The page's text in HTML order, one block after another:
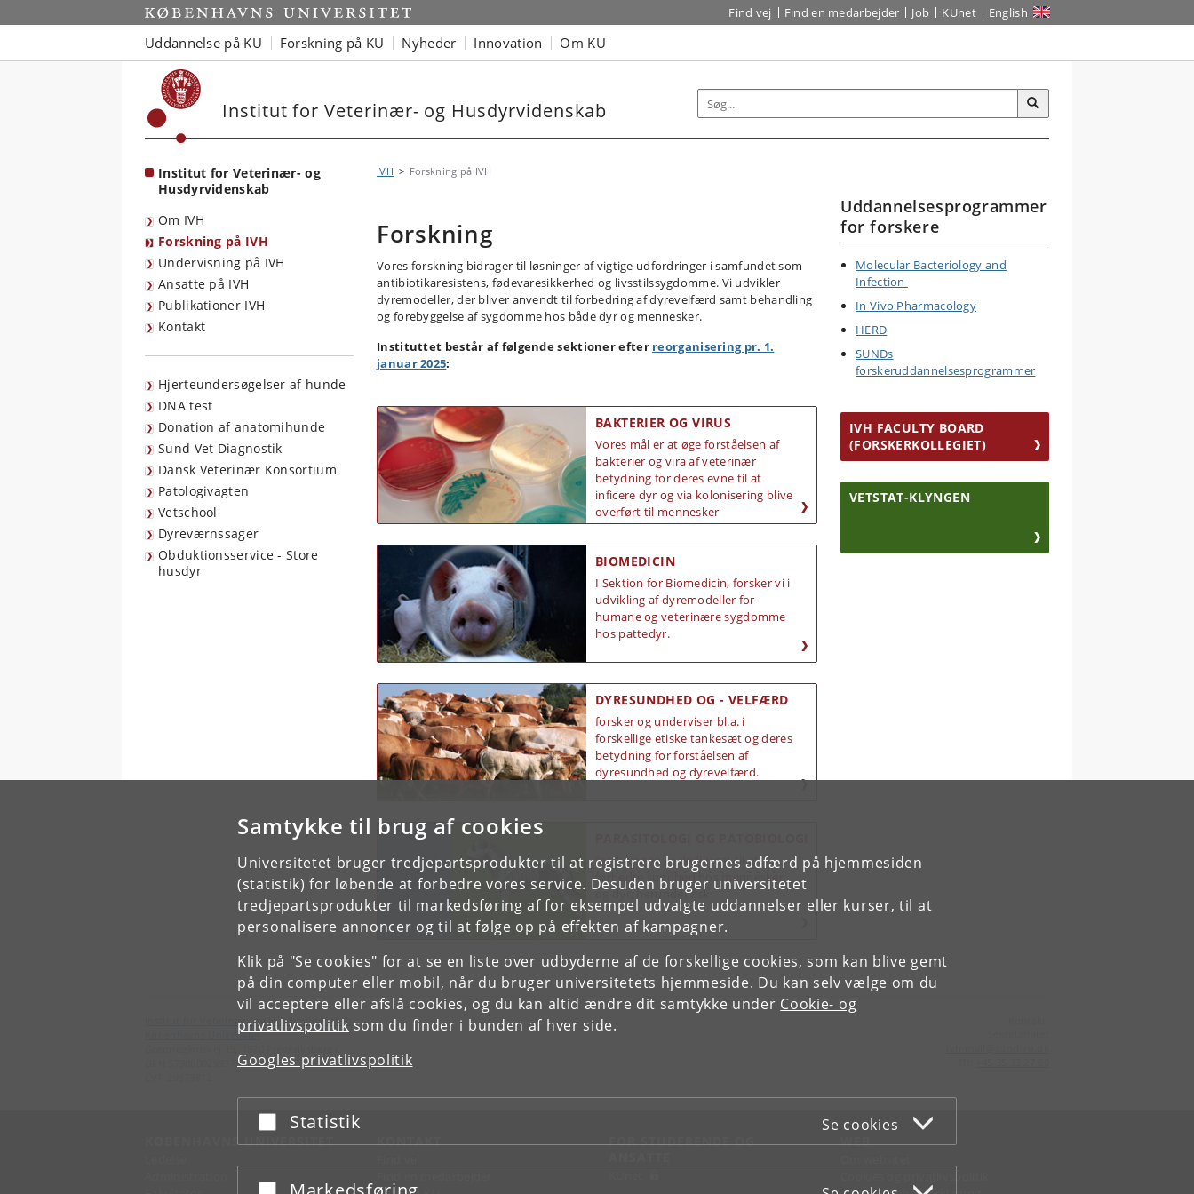
Samtykke til brug af cookies
Universitetet bruger tredjepartsprodukter til at registrere brugernes adfærd på hjemmesiden
(statistik) for løbende at forbedre vores service. Desuden bruger universitetet
tredjepartsprodukter til markedsføring af for eksempel udvalgte uddannelser eller kurser, til at
personalisere annoncer og til at følge op på effekten af kampagner.
Klik på "Se cookies" for at se en liste over udbyderne af de forskellige cookies, som kan blive gemt
på din computer eller mobil, når du bruger universitetets hjemmeside. Du kan selv vælge om du
vil acceptere eller afslå cookies, og du kan altid ændre dit samtykke under Cookie- og
privatlivspolitik som du finder i bunden af hver side.
Googles privatlivspolitik
Acceptér eller afslå
Statistik Se cookies
Acceptér eller afslå
Start Find vej Find en medarbejder Job KUnet English
Uddannelse på KU Forskning på KU Nyheder Innovation Om KU
Institut for Veterinær- og Husdyrvidenskab
Institut for Veterinær- og
Husdyrvidenskab
Om IVH
Forskning på IVH
Undervisning på IVH
Ansatte på IVH
Publikationer IVH
Kontakt
Hjerteundersøgelser af hunde
DNA test
Donation af anatomihunde
Sund Vet Diagnostik
Dansk Veterinær Konsortium
Patologivagten
Vetschool
Dyreværnssager
Obduktionsservice - Store
husdyr
IVH Forskning på IVH
Forskning
Vores forskning bidrager til løsninger af vigtige udfordringer i samfundet som
antibiotikaresistens, fødevaresikkerhed og livsstilssygdomme. Vi udvikler
dyremodeller, der bliver anvendt til forbedring af dyrevelfærd samt behandling
og forebyggelse af sygdomme hos både dyr og mennesker.
Instituttet består af følgende sektioner efter reorganisering pr. 1.
januar 2025:
BAKTERIER OG VIRUS
Vores mål er at øge forståelsen af ​​
bakterier og vira af veterinær
betydning for deres evne til at
inficere dyr og via kolonisering blive
overført til mennesker
BIOMEDICIN
I Sektion for Biomedicin, forsker vi i
udvikling af dyremodeller for
humane og veterinære sygdomme
hos pattedyr.
DYRESUNDHED OG - VELFÆRD
forsker og underviser bl.a. i
forskellige etiske tankesæt og deres
betydning for forståelsen af
dyresundhed og dyrevelfærd.
forskningen er dedikeret til at
forbedre sundhed hos mennesker
og dyr, herunder fisk
Uddannelsesprogrammer
for forskere
Molecular Bacteriology and
Infection
In Vivo Pharmacology
HERD
SUNDs
forskeruddannelsesprogrammer
IVH FACULTY BOARD
(FORSKERKOLLEGIET)
VETSTAT-KLYNGEN
Institut for Veterinær- og Husdyrvidenskab
Københavns Universitet
GLN 5790000299379
KØBENHAVNS UNIVERSITET KONTAKT
FOR STUDERENDE OG
WEB